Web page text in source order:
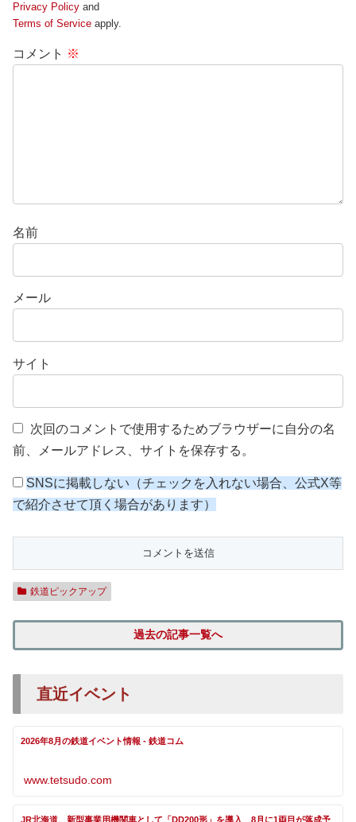
Privacy Policy and
Terms of Service apply.
コメント ※
名前
メール
サイト
次回のコメントで使用するためブラウザーに自分の名
前、メールアドレス、サイトを保存する。
SNSに掲載しない（チェックを入れない場合、公式X等
で紹介させて頂く場合があります）
鉄道ピックアップ
過去の記事一覧へ
直近イベント
2026年8月の鉄道イベント情報 - 鉄道コム
www.tetsudo.com
JR北海道、新型事業用機関車として「DD200形」を導入 8月に1両目が落成予